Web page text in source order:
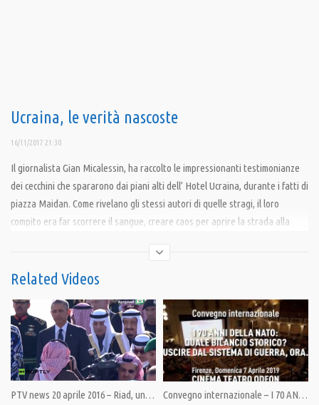
Ucraina, le verità nascoste
16/11/2017 21:30
Il giornalista Gian Micalessin, ha raccolto le impressionanti testimonianze
dei cecchini che spararono dai piani alti dell’ Hotel Ucraina, durante i fatti di
piazza Maidan. Come rivelano gli stessi autori di quelle stragi, il loro
compito era far scorrere il sangue, creare caos per aprire la strada alla
Condividi
Category:Guerra in Ucraina, InEvidenza,Speciali
Tags:Gian Micalessin,Giulietto Chiesa,Pandora TV,piazza Maidan,Ucraina,Yanukovich
Related Videos
PTV news 20 aprile 2016 – Riad, un alleato pericoloso (già l’11 settembre) Convegno internazionale – I 70 ANNI DELLA NATO: QUALE BILANCIO STORICO? USCIRE DAL SISTEMA DI GUERRA, ORA. Firenze, Domenica 7 Aprile 2019 CINEMA TEATRO ODEON